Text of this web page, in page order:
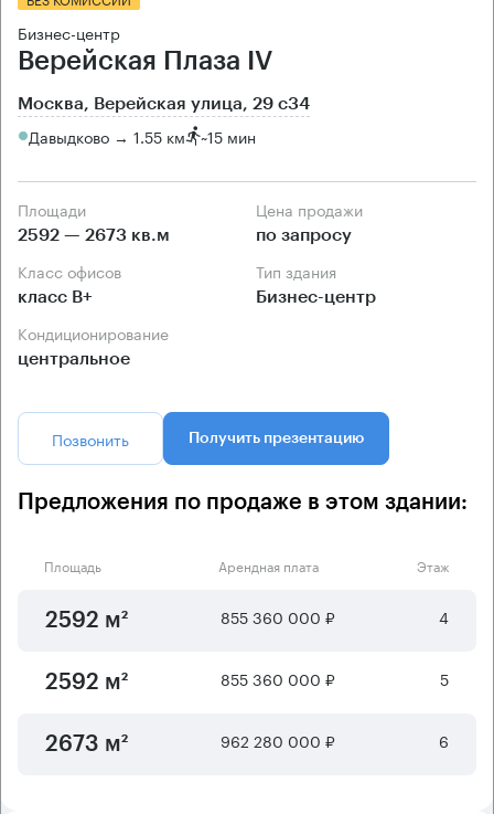
Бизнес-центр
Верейская Плаза IV
Москва, Верейская улица, 29 с34
Давыдково → 1.55 км ~15 мин
Площади
2592 — 2673 кв.м
Цена продажи
по запросу
Класс офисов
класс B+
Тип здания
Бизнес-центр
Кондиционирование
центральное
Позвонить Получить презентацию
Предложения по продаже в этом здании:
Площадь Арендная плата Этаж
2592 м² 855 360 000 ₽ 4
2592 м² 855 360 000 ₽ 5
2673 м² 962 280 000 ₽ 6